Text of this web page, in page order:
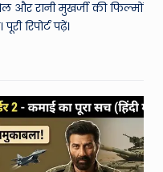
और रानी मुखर्जी की फिल्मों
रिपोर्ट पढ़ें।